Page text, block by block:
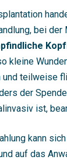
bei der
kleine
teilweise
der
ist,
kann
auf das